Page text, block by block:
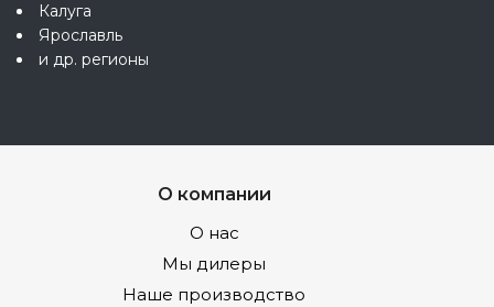
Калуга
Ярославль
и др. регионы
О компании
О нас
Мы дилеры
Наше производство